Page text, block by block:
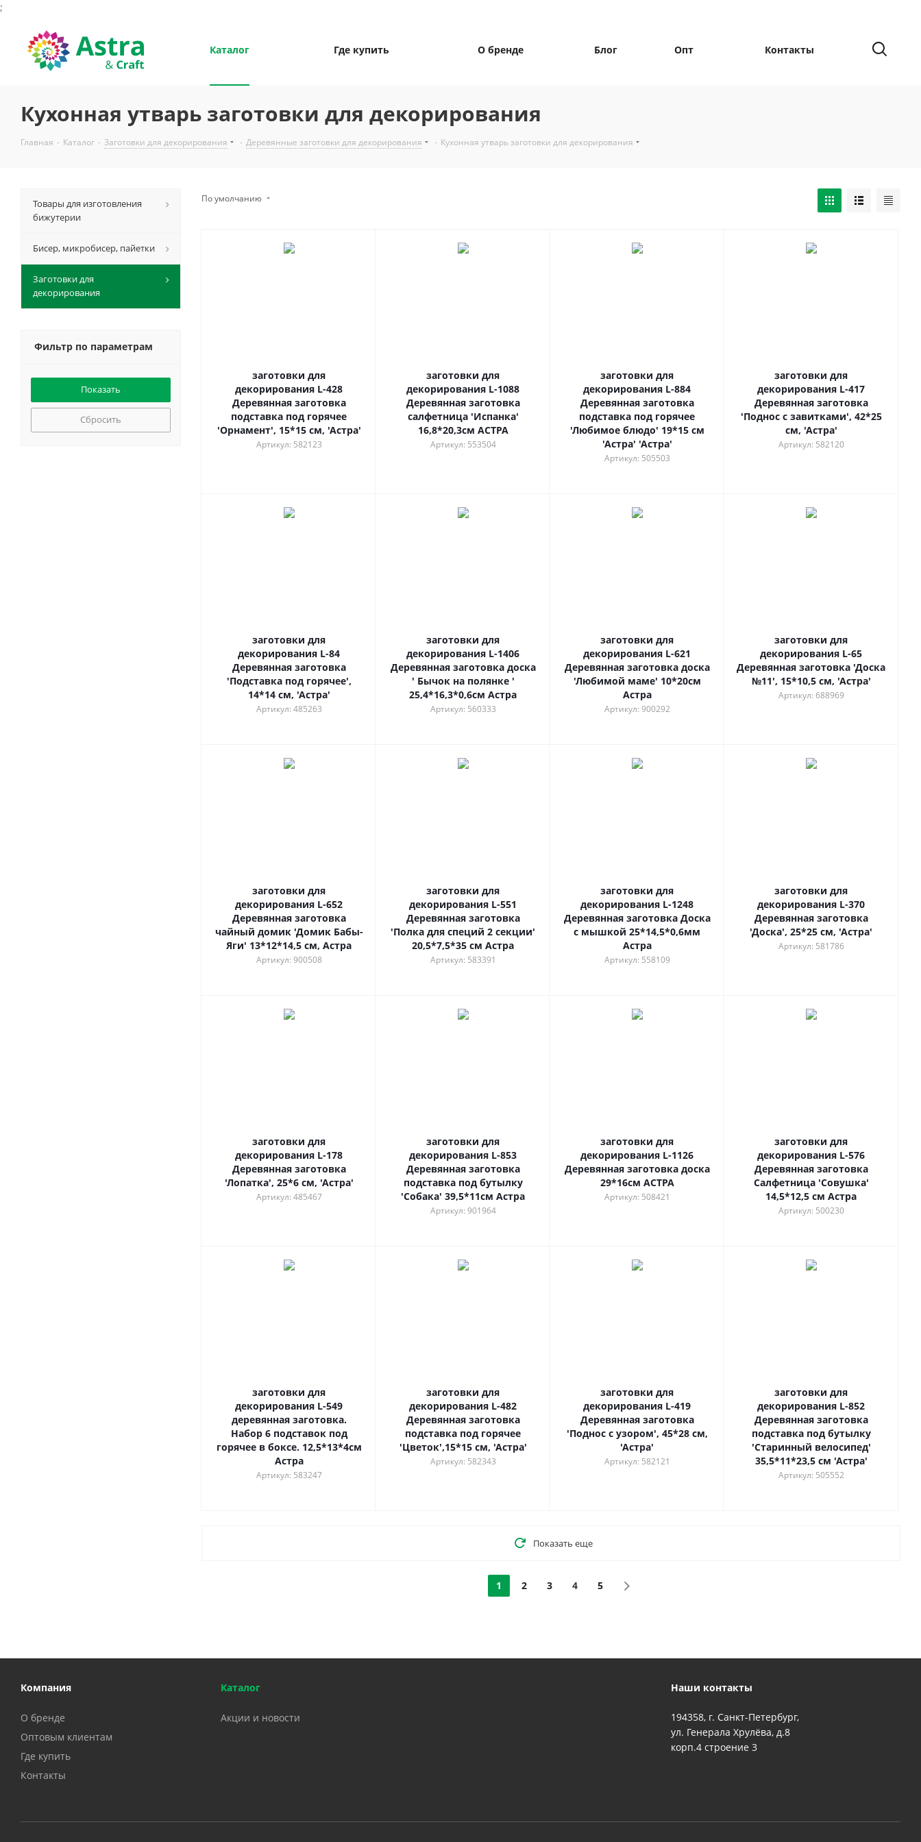
;
Каталог Где купить О бренде Блог Опт Контакты
Кухонная утварь заготовки для декорирования
Главная - Каталог - Заготовки для декорирования - Деревянные заготовки для декорирования - Кухонная утварь заготовки для декорирования
По умолчанию
заготовки для
декорирования L-428
Деревянная заготовка
подставка под горячее
'Орнамент', 15*15 см, 'Астра'
Артикул: 582123
заготовки для
декорирования L-1088
Деревянная заготовка
салфетница 'Испанка'
16,8*20,3см АСТРА
Артикул: 553504
заготовки для
декорирования L-884
Деревянная заготовка
подставка под горячее
'Любимое блюдо' 19*15 см
'Астра' 'Астра'
Артикул: 505503
заготовки для
декорирования L-417
Деревянная заготовка
'Поднос с завитками', 42*25
см, 'Астра'
Артикул: 582120
заготовки для
декорирования L-84
Деревянная заготовка
'Подставка под горячее',
14*14 см, 'Астра'
Артикул: 485263
заготовки для
декорирования L-1406
Деревянная заготовка доска
' Бычок на полянке '
25,4*16,3*0,6см Астра
Артикул: 560333
заготовки для
декорирования L-621
Деревянная заготовка доска
'Любимой маме' 10*20см
Астра
Артикул: 900292
заготовки для
декорирования L-65
Деревянная заготовка 'Доска
№11', 15*10,5 см, 'Астра'
Артикул: 688969
заготовки для
декорирования L-652
Деревянная заготовка
чайный домик 'Домик Бабы-
Яги' 13*12*14,5 см, Астра
Артикул: 900508
заготовки для
декорирования L-551
Деревянная заготовка
'Полка для специй 2 секции'
20,5*7,5*35 см Астра
Артикул: 583391
заготовки для
декорирования L-1248
Деревянная заготовка Доска
с мышкой 25*14,5*0,6мм
Астра
Артикул: 558109
заготовки для
декорирования L-370
Деревянная заготовка
'Доска', 25*25 см, 'Астра'
Артикул: 581786
заготовки для
декорирования L-178
Деревянная заготовка
'Лопатка', 25*6 см, 'Астра'
Артикул: 485467
заготовки для
декорирования L-853
Деревянная заготовка
подставка под бутылку
'Собака' 39,5*11см Астра
Артикул: 901964
заготовки для
декорирования L-1126
Деревянная заготовка доска
29*16см АСТРА
Артикул: 508421
заготовки для
декорирования L-576
Деревянная заготовка
Салфетница 'Совушка'
14,5*12,5 см Астра
Артикул: 500230
заготовки для
декорирования L-549
деревянная заготовка.
Набор 6 подставок под
горячее в боксе. 12,5*13*4см
Астра
Артикул: 583247
заготовки для
декорирования L-482
Деревянная заготовка
подставка под горячее
'Цветок',15*15 см, 'Астра'
Артикул: 582343
заготовки для
декорирования L-419
Деревянная заготовка
'Поднос с узором', 45*28 см,
'Астра'
Артикул: 582121
заготовки для
декорирования L-852
Деревянная заготовка
подставка под бутылку
'Старинный велосипед'
35,5*11*23,5 см 'Астра'
Артикул: 505552
Показать еще
1 2 3 4 5
Товары для изготовления
бижутерии
Бисер, микробисер, пайетки
Заготовки для
декорирования
Фильтр по параметрам
Сбросить
Компания
О бренде
Оптовым клиентам
Где купить
Контакты
Каталог
Акции и новости
Наши контакты
194358, г. Санкт-Петербург,
ул. Генерала Хрулёва, д.8
корп.4 строение 3